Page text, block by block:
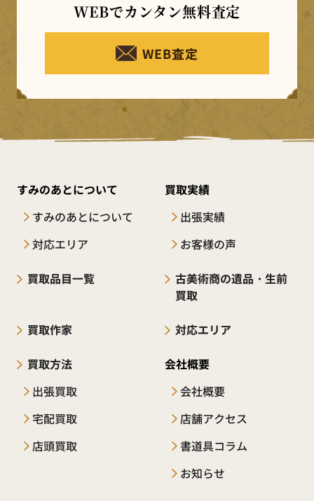
WEBでカンタン無料査定
WEB査定
すみのあとについて
すみのあとについて
対応エリア
買取品目一覧
古美術商の遺品・生前
買取
買取実績
出張実績
お客様の声
買取作家 対応エリア
買取方法
出張買取
宅配買取
店頭買取
会社概要
会社概要
店舗アクセス
書道具コラム
お知らせ